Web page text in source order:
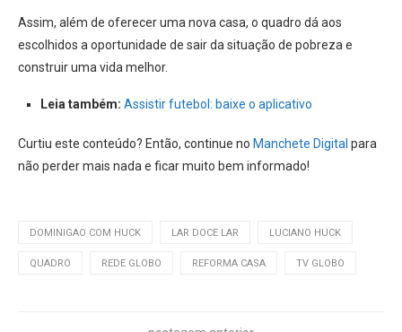
Assim, além de oferecer uma nova casa, o quadro dá aos
escolhidos a oportunidade de sair da situação de pobreza e
construir uma vida melhor.
Leia também: Assistir futebol: baixe o aplicativo
Curtiu este conteúdo? Então, continue no Manchete Digital para
não perder mais nada e ficar muito bem informado!
DOMINIGAO COM HUCK LAR DOCE LAR LUCIANO HUCK
QUADRO REDE GLOBO REFORMA CASA TV GLOBO